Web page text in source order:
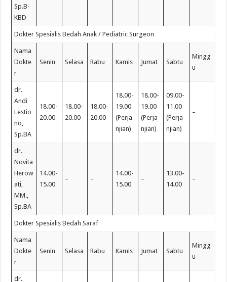
Sp.B-
KBD
Dokter Spesialis Bedah Anak / Pediatric Surgeon
Nama
Dokte
r
Senin Selasa Rabu Kamis Jumat Sabtu
Mingg
u
dr.
Andi
Lestio
no,
Sp.BA
18.00-
20.00
18.00-
20.00
18.00-
20.00
18.00-
19.00
(Perja
njian)
18.00-
19.00
(Perja
njian)
09.00-
11.00
(Perja
njian)
–
dr.
Novita
Herow
ati,
MM.,
Sp.BA
14.00-
15.00
– –
14.00-
15.00
–
13.00-
14.00
–
Dokter Spesialis Bedah Saraf
Nama
Dokte
r
Senin Selasa Rabu Kamis Jumat Sabtu
Mingg
u
dr.